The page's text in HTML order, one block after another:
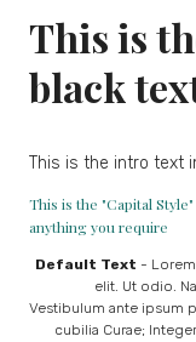
This is
black
This is the intro text
This is the "Capital
anything you require
Default Text -
elit. Ut odio.
Vestibulum ante ipsum
cubilia Curae;